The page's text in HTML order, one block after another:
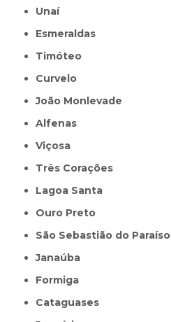
Unaí
Esmeraldas
Timóteo
Curvelo
João Monlevade
Alfenas
Viçosa
Três Corações
Lagoa Santa
Ouro Preto
São Sebastião do Paraíso
Janaúba
Formiga
Cataguases